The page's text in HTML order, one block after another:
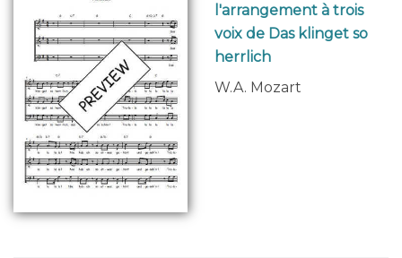
l'arrangement à trois
voix de Das klinget so
herrlich
W.A. Mozart